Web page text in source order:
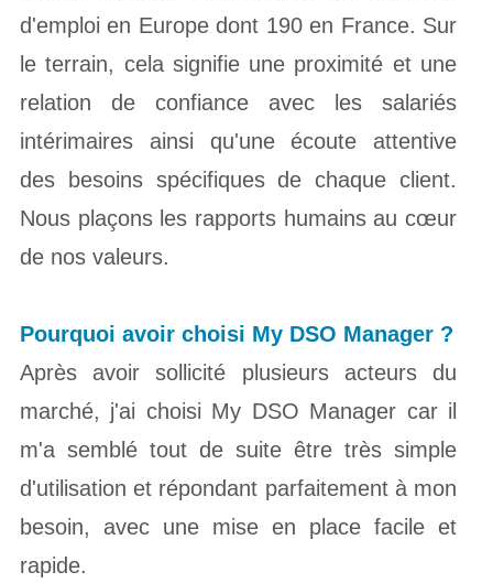
d'emploi en Europe dont 190 en France. Sur
le terrain, cela signifie une proximité et une
relation de confiance avec les salariés
intérimaires ainsi qu'une écoute attentive
des besoins spécifiques de chaque client.
Nous plaçons les rapports humains au cœur
de nos valeurs.
Pourquoi avoir choisi My DSO Manager ?
Après avoir sollicité plusieurs acteurs du
marché, j'ai choisi My DSO Manager car il
m'a semblé tout de suite être très simple
d'utilisation et répondant parfaitement à mon
besoin, avec une mise en place facile et
rapide.